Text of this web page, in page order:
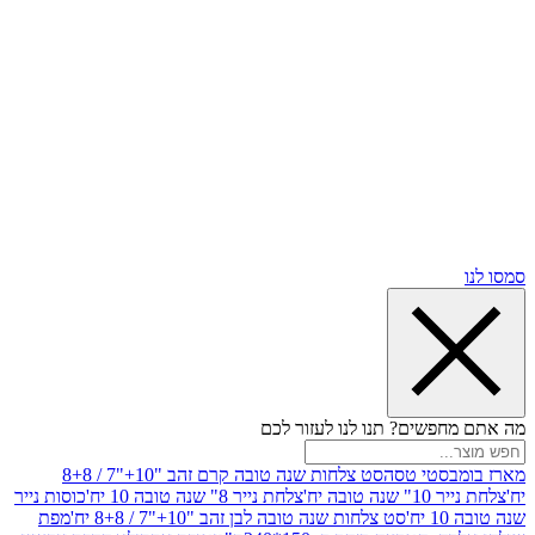
תנו לנו לעזור לכם
טסה
סט צלחות שנה טובה קרם זהב "10+"7 / 8+8
יח'
צלחת נייר 8" שנה טובה 10 יח'
כוסות נייר
סט צלחות שנה טובה לבן זהב "10+"7 / 8+8 יח'
מפת